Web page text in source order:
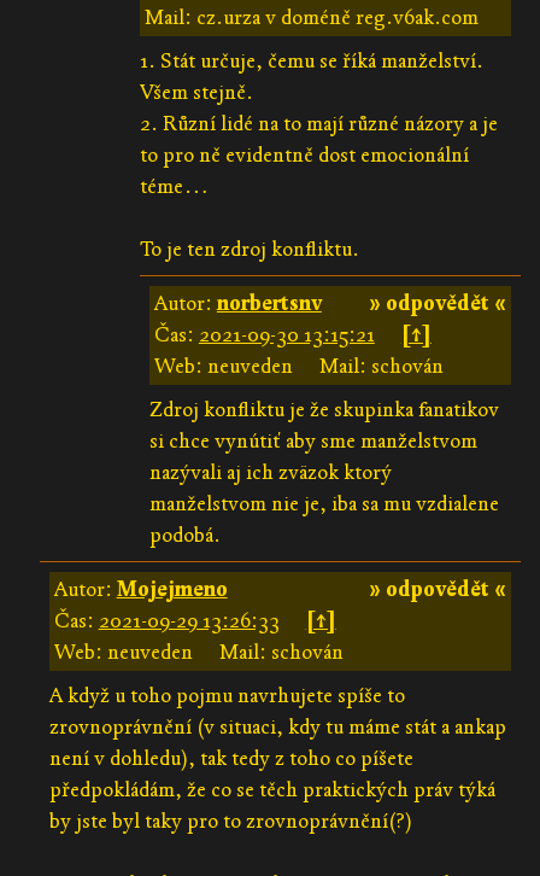
Mail: cz.urza v doméně reg.v6ak.com
1. Stát určuje, čemu se říká manželství.
Všem stejně.
2. Různí lidé na to mají různé názory a je
to pro ně evidentně dost emocionální
téme…
To je ten zdroj konfliktu.
» odpovědět «
Autor:norbertsnv
Čas: 2021-09-30 13:15:21
[↑]
Web: neuveden
Mail: schován
Zdroj konfliktu je že skupinka fanatikov
si chce vynútiť aby sme manželstvom
nazývali aj ich zväzok ktorý
manželstvom nie je, iba sa mu vzdialene
podobá.
» odpovědět «
Autor: Mojejmeno
Čas: 2021-09-29 13:26:33
[↑]
Web: neuveden
Mail: schován
A když u toho pojmu navrhujete spíše to
zrovnoprávnění (v situaci, kdy tu máme stát a ankap
není v dohledu), tak tedy z toho co píšete
předpokládám, že co se těch praktických práv týká
by jste byl taky pro to zrovnoprávnění(?)